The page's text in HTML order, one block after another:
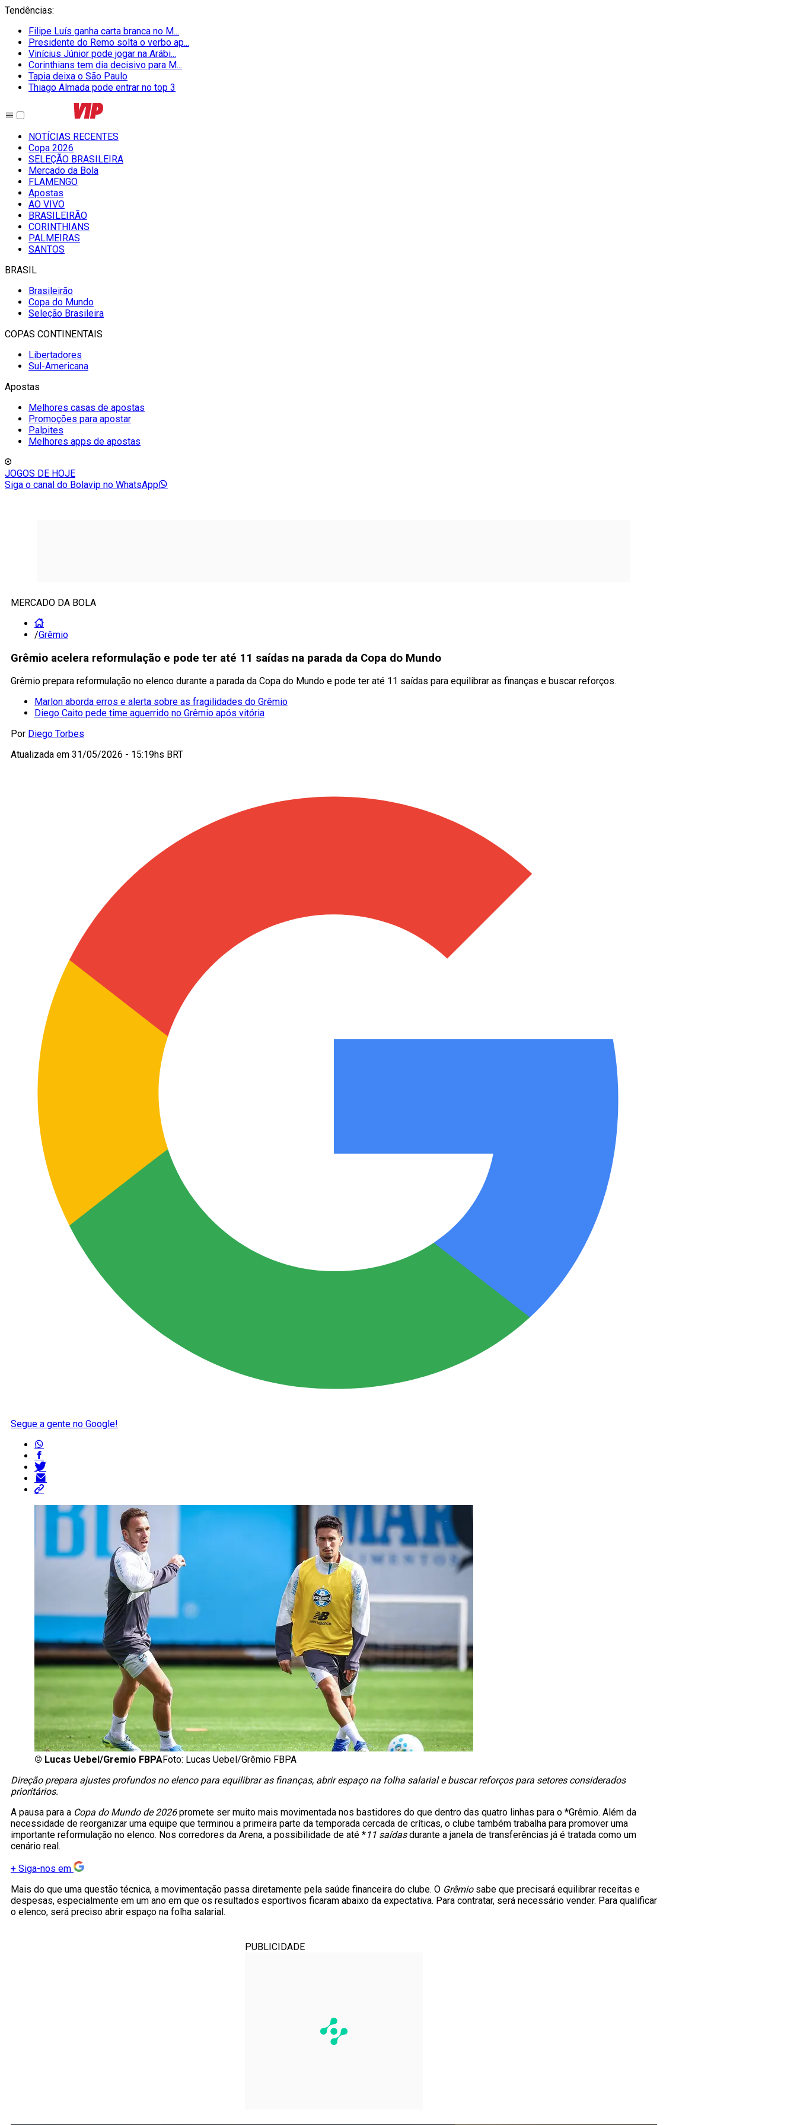
Tendências:
Filipe Luís ganha carta branca no M...
Presidente do Remo solta o verbo ap...
Vinícius Júnior pode jogar na Arábi...
Corinthians tem dia decisivo para M...
Tapia deixa o São Paulo
Thiago Almada pode entrar no top 3
NOTÍCIAS RECENTES
Copa 2026
SELEÇÃO BRASILEIRA
Mercado da Bola
FLAMENGO
Apostas
AO VIVO
BRASILEIRÃO
CORINTHIANS
PALMEIRAS
SANTOS
BRASIL
Brasileirão
Copa do Mundo
Seleção Brasileira
COPAS CONTINENTAIS
Libertadores
Sul-Americana
Apostas
Melhores casas de apostas
Promoções para apostar
Palpites
Melhores apps de apostas
JOGOS DE HOJE
Siga o canal do Bolavip no WhatsApp
MERCADO DA BOLA
/Grêmio
Grêmio acelera reformulação e pode ter até 11 saídas na parada da Copa do Mundo
Grêmio prepara reformulação no elenco durante a parada da Copa do Mundo e pode ter até 11 saídas para equilibrar as finanças e buscar reforços.
Marlon aborda erros e alerta sobre as fragilidades do Grêmio
Diego Caito pede time aguerrido no Grêmio após vitória
Por Diego Torbes
Atualizada em 31/05/2026 - 15:19hs BRT
Segue a gente no Google!
© Lucas Uebel/Gremio FBPAFoto: Lucas Uebel/Grêmio FBPA
Direção prepara ajustes profundos no elenco para equilibrar as finanças, abrir espaço na folha salarial e buscar reforços para setores considerados
prioritários.
A pausa para a Copa do Mundo de 2026promete ser muito mais movimentada nos bastidores do que dentro das quatro linhas para o *Grêmio. Além da
necessidade de reorganizar uma equipe que terminou a primeira parte da temporada cercada de críticas, o clube também trabalha para promover uma
importante reformulação no elenco. Nos corredores da Arena, a possibilidade de até *11 saídasdurante a janela de transferências já é tratada como um
cenário real.
+ Siga-nos em
Mais do que uma questão técnica, a movimentação passa diretamente pela saúde financeira do clube. O Grêmiosabe que precisará equilibrar receitas e
despesas, especialmente em um ano em que os resultados esportivos ficaram abaixo da expectativa. Para contratar, será necessário vender. Para qualificar
o elenco, será preciso abrir espaço na folha salarial.
PUBLICIDADE